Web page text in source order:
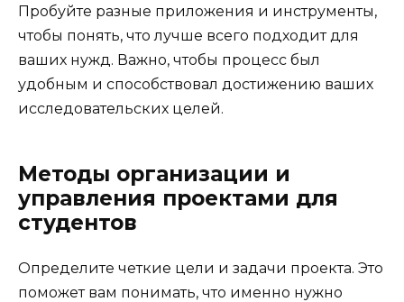
Пробуйте разные приложения и инструменты,
чтобы понять, что лучше всего подходит для
ваших нужд. Важно, чтобы процесс был
удобным и способствовал достижению ваших
исследовательских целей.
Методы организации и
управления проектами для
студентов
Определите четкие цели и задачи проекта. Это
поможет вам понимать, что именно нужно